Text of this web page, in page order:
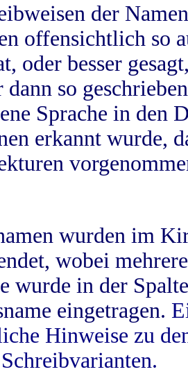
der
offensichtlich so
oder besser
dann so
Sprache in
erkannt wurde,
wurden im
wobei
wurde in der
eingetragen.
Hinweise zu